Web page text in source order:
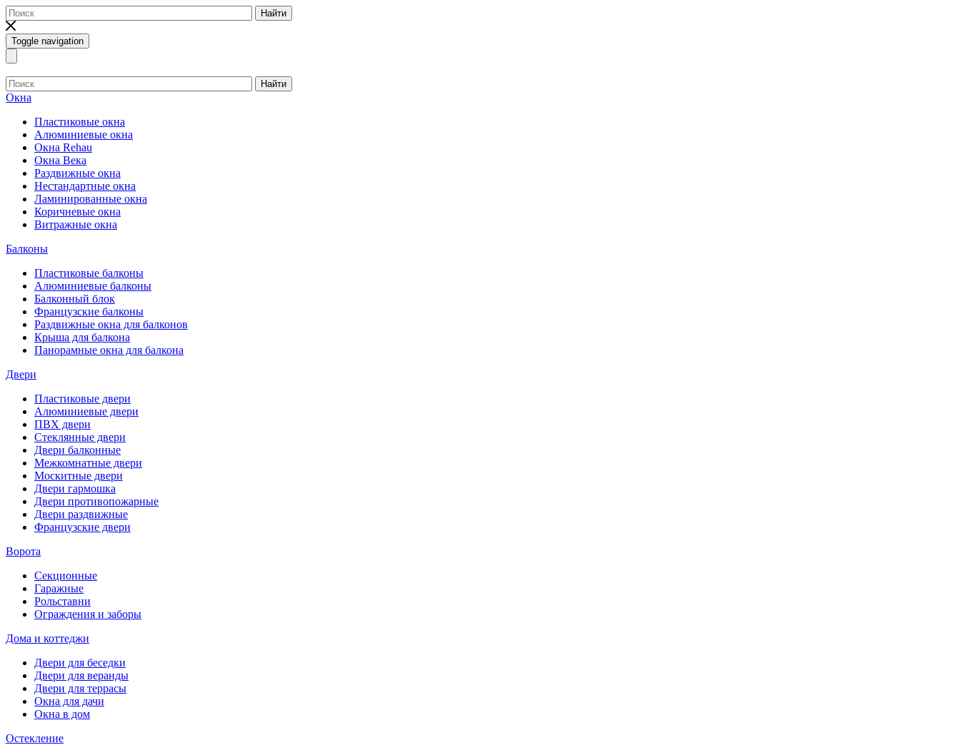
Найти
Toggle navigation
Найти
Окна
Пластиковые окна
Алюминиевые окна
Окна Rehau
Окна Века
Раздвижные окна
Нестандартные окна
Ламинированные окна
Коричневые окна
Витражные окна
Балконы
Пластиковые балконы
Алюминиевые балконы
Балконный блок
Французские балконы
Раздвижные окна для балконов
Крыша для балкона
Панорамные окна для балкона
Двери
Пластиковые двери
Алюминиевые двери
ПВХ двери
Стеклянные двери
Двери балконные
Межкомнатные двери
Москитные двери
Двери гармошка
Двери противопожарные
Двери раздвижные
Французские двери
Ворота
Секционные
Гаражные
Рольставни
Ограждения и заборы
Дома и коттеджи
Двери для беседки
Двери для веранды
Двери для террасы
Окна для дачи
Окна в дом
Остекление